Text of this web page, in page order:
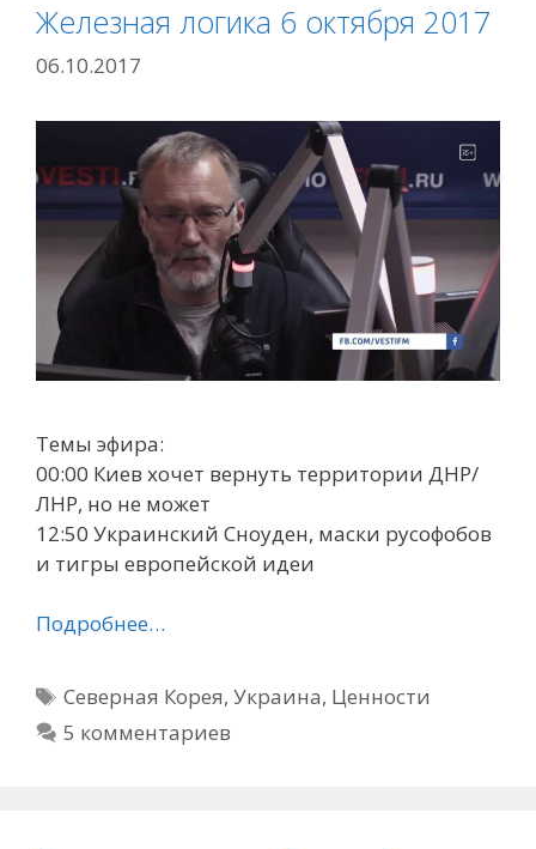
Железная логика 6 октября 2017
06.10.2017
Темы эфира:
00:00 Киев хочет вернуть территории ДНР/
ЛНР, но не может
12:50 Украинский Сноуден, маски русофобов
и тигры европейской идеи
Подробнее…
Метки
Северная Корея,Украина, Ценности
5 комментариев